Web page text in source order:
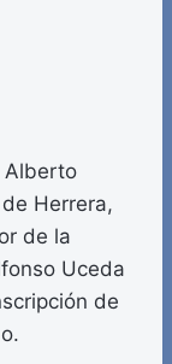
Alberto
Herrera,
de la
Uceda
de